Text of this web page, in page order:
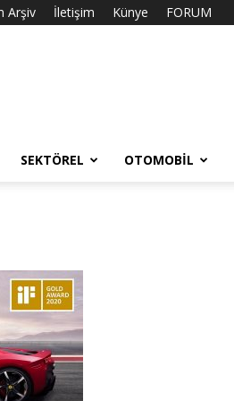
Arşiv İletişim Künye FORUM
SEKTÖREL OTOMOBIL